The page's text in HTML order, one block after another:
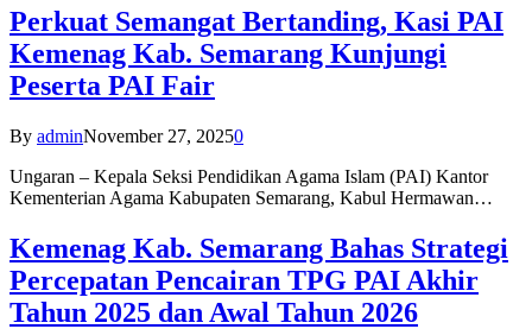
Perkuat Semangat Bertanding, Kasi PAI
Kemenag Kab. Semarang Kunjungi
Peserta PAI Fair
By adminNovember 27, 20250
Ungaran – Kepala Seksi Pendidikan Agama Islam (PAI) Kantor
Kementerian Agama Kabupaten Semarang, Kabul Hermawan…
Kemenag Kab. Semarang Bahas Strategi
Percepatan Pencairan TPG PAI Akhir
Tahun 2025 dan Awal Tahun 2026